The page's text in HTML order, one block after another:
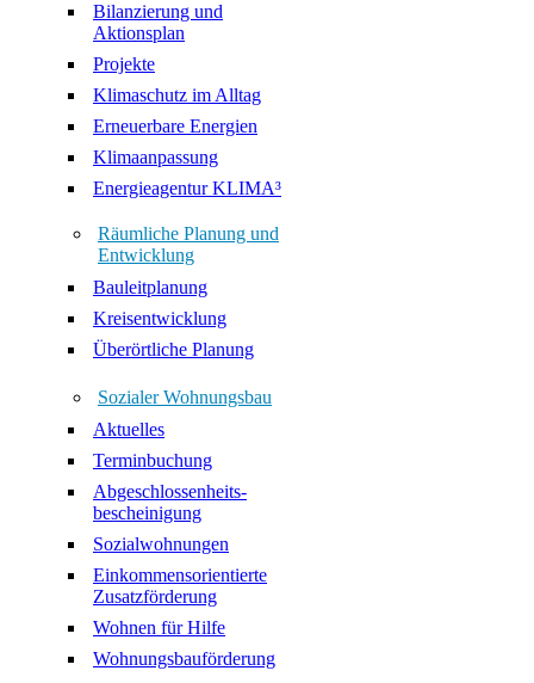
Bilanzierung und
Aktionsplan
Projekte
Klimaschutz im Alltag
Erneuerbare Energien
Klimaanpassung
Energieagentur KLIMA³
Räumliche Planung und
Entwicklung
Bauleitplanung
Kreisentwicklung
Überörtliche Planung
Sozialer Wohnungsbau
Aktuelles
Terminbuchung
Abgeschlossenheits-
bescheinigung
Sozialwohnungen
Einkommensorientierte
Zusatzförderung
Wohnen für Hilfe
Wohnungsbauförderung